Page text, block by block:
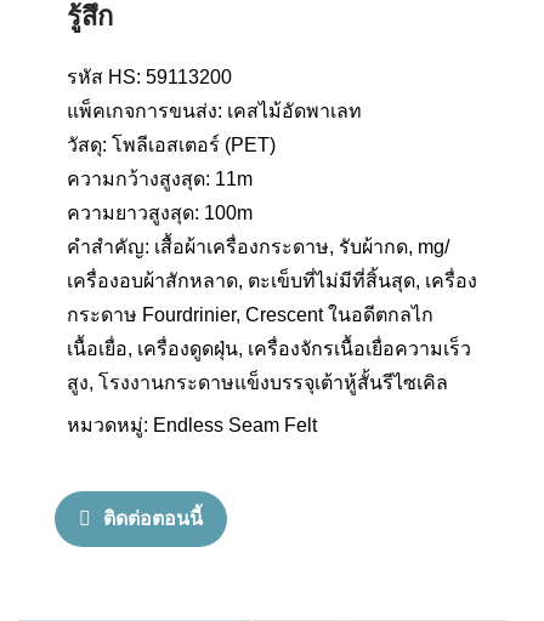
รู้สึก
รหัส HS: 59113200
แพ็คเกจการขนส่ง: เคสไม้อัดพาเลท
วัสดุ: โพลีเอสเตอร์ (PET)
ความกว้างสูงสุด: 11m
ความยาวสูงสุด: 100m
คำสำคัญ: เสื้อผ้าเครื่องกระดาษ, รับผ้ากด, mg/
เครื่องอบผ้าสักหลาด, ตะเข็บที่ไม่มีที่สิ้นสุด, เครื่อง
กระดาษ Fourdrinier, Crescent ในอดีตกลไก
เนื้อเยื่อ, เครื่องดูดฝุ่น, เครื่องจักรเนื้อเยื่อความเร็ว
สูง, โรงงานกระดาษแข็งบรรจุเต้าหู้สั้นรีไซเคิล
หมวดหมู่: Endless Seam Felt
ติดต่อตอนนี้